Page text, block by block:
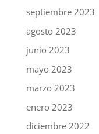
septiembre 2023
agosto 2023
junio 2023
mayo 2023
marzo 2023
enero 2023
diciembre 2022